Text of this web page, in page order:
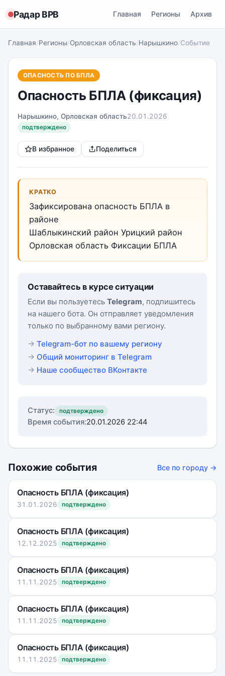
Радар ВРВ Главная Регионы Архив
Главная/Регионы/Орловская область/Нарышкино/Событие
ОПАСНОСТЬ ПО БПЛА
Опасность БПЛА (фиксация)
Нарышкино, Орловская область20.01.2026
подтверждено
В избранное Поделиться
КРАТКО
Зафиксирована опасность БПЛА в
районе
Шаблыкинский район Урицкий район
Орловская область Фиксации БПЛА
Оставайтесь в курсе ситуации
Если вы пользуетесь Telegram, подпишитесь
на нашего бота. Он отправляет уведомления
только по выбранному вами региону.
Telegram-бот по вашему региону
Общий мониторинг в Telegram
Наше сообщество ВКонтакте
Статус: подтверждено
Время события:20.01.2026 22:44
Похожие события Все по городу →
Опасность БПЛА (фиксация)
31.01.2026 подтверждено
Опасность БПЛА (фиксация)
12.12.2025 подтверждено
Опасность БПЛА (фиксация)
11.11.2025 подтверждено
Опасность БПЛА (фиксация)
11.11.2025 подтверждено
Опасность БПЛА (фиксация)
11.11.2025 подтверждено